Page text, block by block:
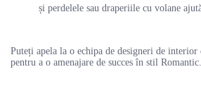
și perdelele sau draperiile cu volane
Puteți apela la o echipa de designeri de interior
pentru a o amenajare de succes în stil Romantic.